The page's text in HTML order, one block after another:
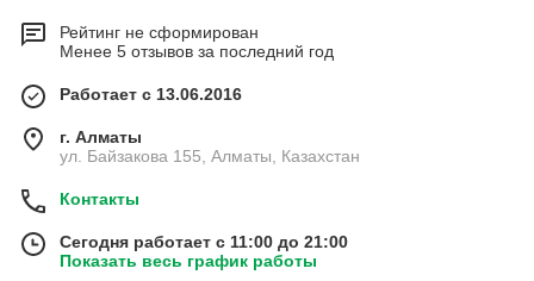
Рейтинг не сформирован
Менее 5 отзывов за последний год
Работает с 13.06.2016
г. Алматы
ул. Байзакова 155, Алматы, Казахстан
Контакты
Сегодня работает с 11:00 до 21:00
Показать весь график работы